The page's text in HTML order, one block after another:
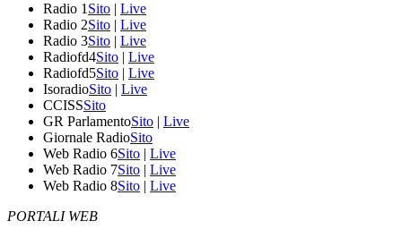
Radio 1 Sito | Live
Radio 2Sito | Live
Radio 3Sito | Live
Radiofd4Sito | Live
Radiofd5Sito | Live
IsoradioSito | Live
CCISSSito
GR ParlamentoSito | Live
Giornale RadioSito
Web Radio 6Sito | Live
Web Radio 7Sito | Live
Web Radio 8Sito | Live
PORTALI WEB